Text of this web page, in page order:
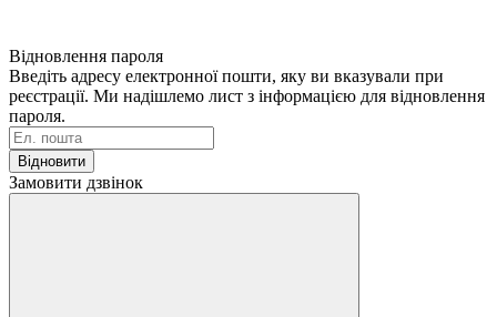
Відновлення пароля
Введіть адресу електронної пошти, яку ви вказували при
реєстрації. Ми надішлемо лист з інформацією для відновлення
пароля.
Відновити
Замовити дзвінок